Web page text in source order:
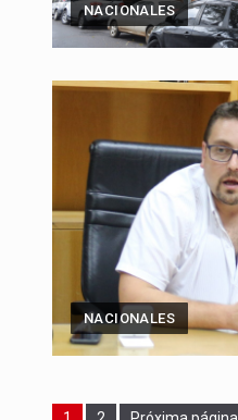
NACIONALES
NACIONALES
Page